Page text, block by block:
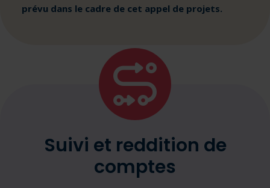
prévu dans le cadre de cet appel de projets.
Suivi et reddition de
comptes